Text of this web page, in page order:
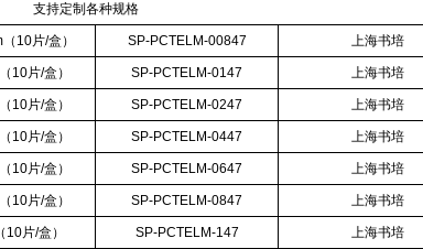
支持定制各种规格
（ 10片/盒） SP-PCTELM-00847 上海书培
（ 10片/盒） SP-PCTELM-0147 上海书培
（ 10片/盒） SP-PCTELM-0247 上海书培
（ 10片/盒） SP-PCTELM-0447 上海书培
（ 10片/盒） SP-PCTELM-0647 上海书培
（ 10片/盒） SP-PCTELM-0847 上海书培
（ 10片/盒） SP-PCTELM-147 上海书培